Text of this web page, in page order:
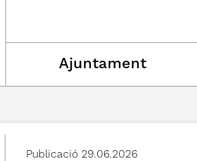
Ajuntament
Publicació 29.06.2026